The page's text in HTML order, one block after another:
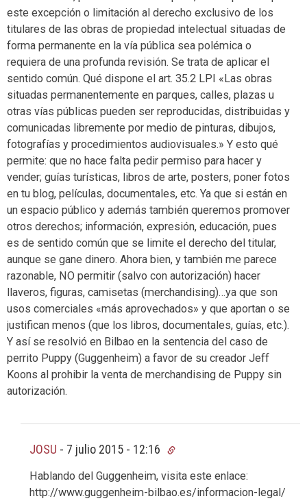
este excepción o limitación al derecho exclusivo de los
titulares de las obras de propiedad intelectual situadas de
forma permanente en la vía pública sea polémica o
requiera de una profunda revisión. Se trata de aplicar el
sentido común. Qué dispone el art. 35.2 LPI «Las obras
situadas permanentemente en parques, calles, plazas u
otras vías públicas pueden ser reproducidas, distribuidas y
comunicadas libremente por medio de pinturas, dibujos,
fotografías y procedimientos audiovisuales.» Y esto qué
permite: que no hace falta pedir permiso para hacer y
vender; guías turísticas, libros de arte, posters, poner fotos
en tu blog, películas, documentales, etc. Ya que si están en
un espacio público y además también queremos promover
otros derechos; información, expresión, educación, pues
es de sentido común que se limite el derecho del titular,
aunque se gane dinero. Ahora bien, y también me parece
razonable, NO permitir (salvo con autorización) hacer
llaveros, figuras, camisetas (merchandising)…ya que son
usos comerciales «más aprovechados» y que aportan o se
justifican menos (que los libros, documentales, guías, etc.).
Y así se resolvió en Bilbao en la sentencia del caso de
perrito Puppy (Guggenheim) a favor de su creador Jeff
Koons al prohibir la venta de merchandising de Puppy sin
autorización.
JOSU - 7 julio 2015 - 12:16
Hablando del Guggenheim, visita este enlace:
http://www.guggenheim-bilbao.es/informacion-legal/